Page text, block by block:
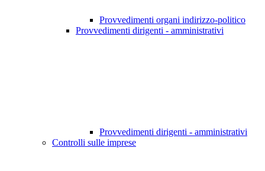
Provvedimenti organi indirizzo-politico
Provvedimenti dirigenti - amministrativi
Provvedimenti dirigenti - amministrativi
Controlli sulle imprese